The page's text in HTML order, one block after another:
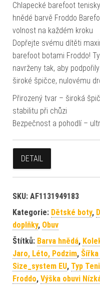
Chlapecké barefoot
hnědé barvě Froddo
volnost na každém kroku
Dopřejte svému dítěti
barefoot botami Froddo!
navrženy tak, aby
široké špičce, nulovému
Přirozený tvar – široká
stabilitu při chůzi
Bezpečnost a pohodlí –
DETAIL
SKU: AF1131949183
Kategorie: Dětské boty,
doplňky, Obuv
Štítků: Barva hnědá,
Jaro, Léto, Podzim,
Size_system EU, Typ
Froddo, Výška obuvi